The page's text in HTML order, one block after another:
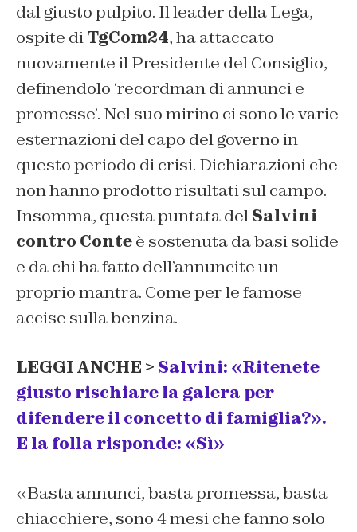
dal giusto pulpito. Il leader della Lega,
ospite diTgCom24, ha attaccato
nuovamente il Presidente del Consiglio,
definendolo ‘recordman di annunci e
promesse’. Nel suo mirino ci sono le varie
esternazioni del capo del governo in
questo periodo di crisi. Dichiarazioni che
non hanno prodotto risultati sul campo.
Insomma, questa puntata delSalvini
contro Conteè sostenuta da basi solide
e da chi ha fatto dell’annuncite un
proprio mantra. Come per le famose
accise sulla benzina.
LEGGI ANCHE > Salvini: «Ritenete
giusto rischiare la galera per
difendere il concetto di famiglia?».
E la folla risponde: «Sì»
«Basta annunci, basta promessa, basta
chiacchiere, sono 4 mesi che fanno solo